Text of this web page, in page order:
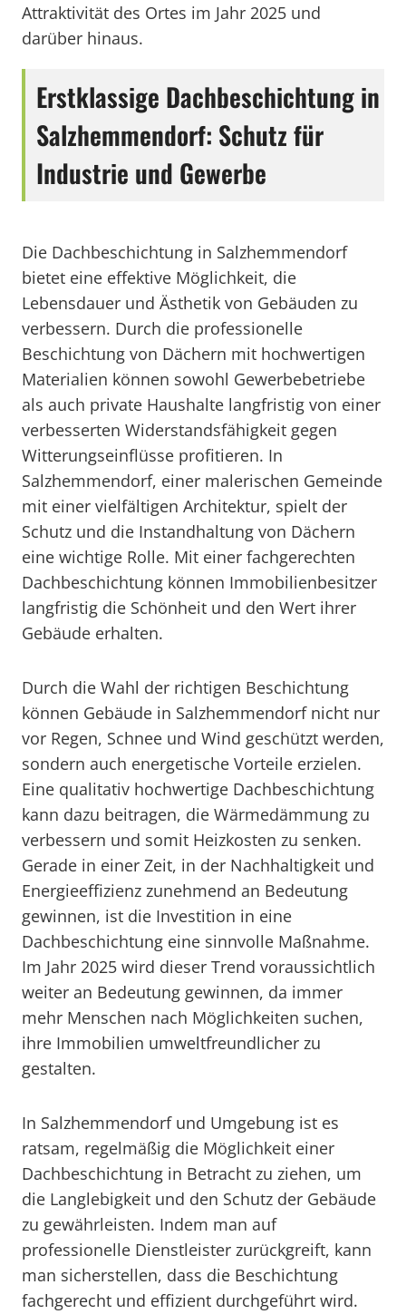
Attraktivität des Ortes im Jahr 2025 und
darüber hinaus.
Erstklassige Dachbeschichtung in
Salzhemmendorf: Schutz für
Industrie und Gewerbe
Die Dachbeschichtung in Salzhemmendorf
bietet eine effektive Möglichkeit, die
Lebensdauer und Ästhetik von Gebäuden zu
verbessern. Durch die professionelle
Beschichtung von Dächern mit hochwertigen
Materialien können sowohl Gewerbebetriebe
als auch private Haushalte langfristig von einer
verbesserten Widerstandsfähigkeit gegen
Witterungseinflüsse profitieren. In
Salzhemmendorf, einer malerischen Gemeinde
mit einer vielfältigen Architektur, spielt der
Schutz und die Instandhaltung von Dächern
eine wichtige Rolle. Mit einer fachgerechten
Dachbeschichtung können Immobilienbesitzer
langfristig die Schönheit und den Wert ihrer
Gebäude erhalten.
Durch die Wahl der richtigen Beschichtung
können Gebäude in Salzhemmendorf nicht nur
vor Regen, Schnee und Wind geschützt werden,
sondern auch energetische Vorteile erzielen.
Eine qualitativ hochwertige Dachbeschichtung
kann dazu beitragen, die Wärmedämmung zu
verbessern und somit Heizkosten zu senken.
Gerade in einer Zeit, in der Nachhaltigkeit und
Energieeffizienz zunehmend an Bedeutung
gewinnen, ist die Investition in eine
Dachbeschichtung eine sinnvolle Maßnahme.
Im Jahr 2025 wird dieser Trend voraussichtlich
weiter an Bedeutung gewinnen, da immer
mehr Menschen nach Möglichkeiten suchen,
ihre Immobilien umweltfreundlicher zu
gestalten.
In Salzhemmendorf und Umgebung ist es
ratsam, regelmäßig die Möglichkeit einer
Dachbeschichtung in Betracht zu ziehen, um
die Langlebigkeit und den Schutz der Gebäude
zu gewährleisten. Indem man auf
professionelle Dienstleister zurückgreift, kann
man sicherstellen, dass die Beschichtung
fachgerecht und effizient durchgeführt wird.